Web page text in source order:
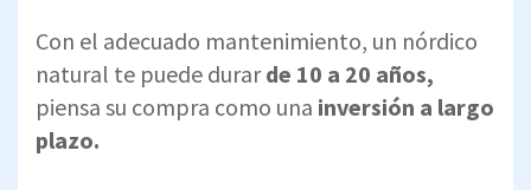
Con el adecuado mantenimiento, un nórdico
natural te puede durarde 10 a 20 años,
piensa su compra como una inversión a largo
plazo.